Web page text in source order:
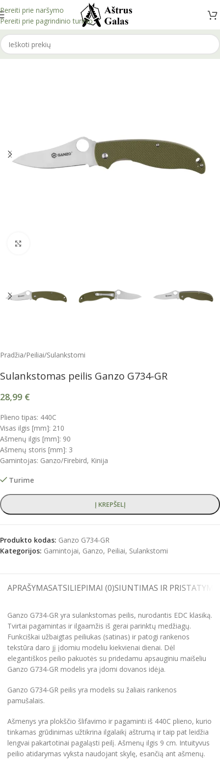
Pereiti prie naršymo
Pereiti prie pagrindinio turinio
Pradžia/Peiliai/Sulankstomi
Sulankstomas peilis Ganzo G734-GR
28,99 €
Plieno tipas: 440C
Visas ilgis [mm]: 210
Ašmenų ilgis [mm]: 90
Ašmenų storis [mm]: 3
Gamintojas: Ganzo/Firebird, Kinija
Turime
Į KREPŠELĮ
Produkto kodas: Ganzo G734-GR
Kategorijos: Gamintojai, Ganzo, Peiliai, Sulankstomi
APRAŠYMASATSILIEPIMAI (0)SIUNTIMAS IR
Ganzo G734-GR yra sulankstomas peilis, nurodantis EDC klasiką.
Tvirtai pagamintas ir ilgaamžis iš gerai parinktų medžiagų.
Funkciškai užbaigtas peiliukas (satinas) ir patogi rankenos
tekstūra daro jį įdomiu modeliu kiekvienai dienai. Dėl
elegantiškos peilio pakuotės su pridedamu apsauginiu maišeliu
Ganzo G734-GR modelis yra įdomi dovanos idėja.
Ganzo G734-GR peilis yra modelis su žaliais rankenos
pamušalais.
Ašmenys yra plokščio šlifavimo ir pagaminti iš 440C plieno, kurio
tinkamas grūdinimas užtikrina ilgalaikį aštrumą ir taip pat leidžia
lengvai pakartotinai pagaląsti peilį. Ašmenų ilgis 9 cm. Intuityvus
peilio atidarymas vyksta naudojant skylę, esančią ant ašmenų.